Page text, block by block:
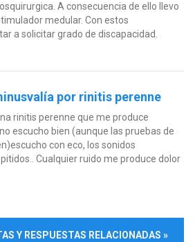
A consecuencia de ello llevo
medular. Con estos
a solicitar grado de discapacidad.
por rinitis perenne
rinitis perenne que me produce
escucho bien (aunque las pruebas de
con eco, los sonidos
Cualquier ruido me produce dolor
Y RESPUESTAS RELACIONADAS »